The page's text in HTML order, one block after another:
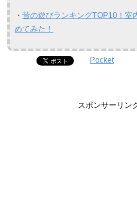
・ 昔の遊びランキングTOP10！室
めてみた！
Pocket
スポンサーリン